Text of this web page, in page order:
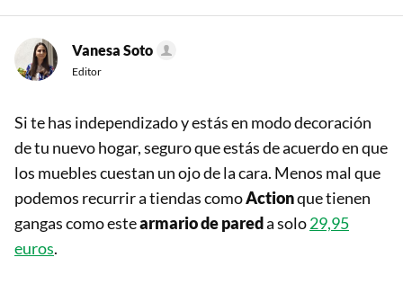
Vanesa Soto
Editor
Si te has independizado y estás en modo decoración
de tu nuevo hogar, seguro que estás de acuerdo en que
los muebles cuestan un ojo de la cara. Menos mal que
podemos recurrir a tiendas comoActionque tienen
gangas como estearmario de pareda solo29,95
euros.